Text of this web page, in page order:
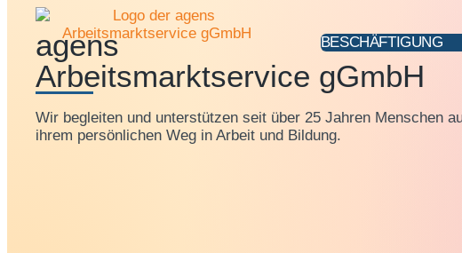
BESCHÄFTIGUNG
agens
Arbeitsmarktservice gGmbH
Wir begleiten und unterstützen seit über 25 Jahren Menschen
ihrem persönlichen Weg in Arbeit und Bildung.